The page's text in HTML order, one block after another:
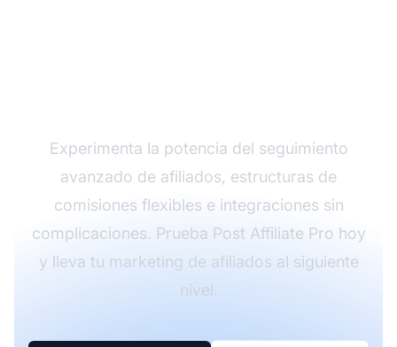
Experimenta la potencia del seguimiento
avanzado de afiliados, estructuras de
comisiones flexibles e integraciones sin
complicaciones. Prueba Post Affiliate Pro hoy
y lleva tu marketing de afiliados al siguiente
nivel.